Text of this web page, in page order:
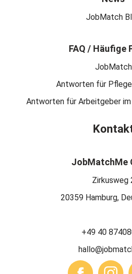
JobMatch
FAQ / Häufige
JobMatch
Antworten für
Antworten für Arbeitgeber
JobMatchMe
Zirkusweg
20359 Hamburg,
+49 40